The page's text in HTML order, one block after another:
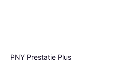
PNY Prestatie Plus